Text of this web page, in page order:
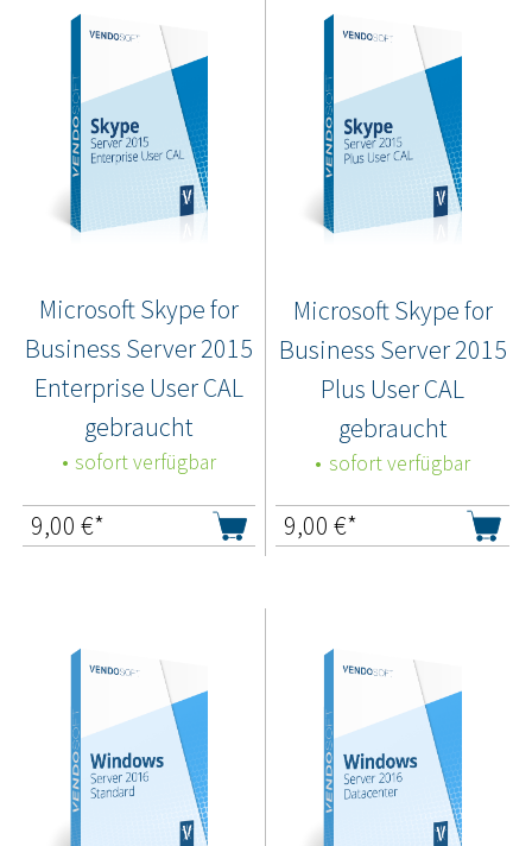
Microsoft Skype for
Business Server 2015
Enterprise User CAL
gebraucht
sofort verfügbar
9,00 €*
Microsoft Skype for
Business Server 2015
Plus User CAL
gebraucht
sofort verfügbar
9,00 €*